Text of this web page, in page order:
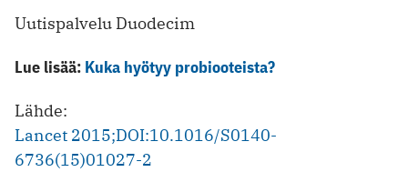
Uutispalvelu Duodecim
Lue lisää: Kuka hyötyy probiooteista?
Lähde:
Lancet 2015;DOI:10.1016/S0140-
6736(15)01027-2